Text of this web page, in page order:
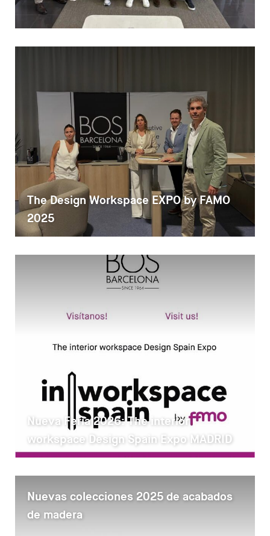
The Design Workspace EXPO by FAMO
2025
Nueva Feria 2026: The interior
workspace Design Spain Expo MADRID
Nuevas colecciones 2025 de acabados
de madera